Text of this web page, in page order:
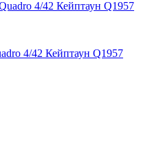
4/42 Кейптаун Q1957